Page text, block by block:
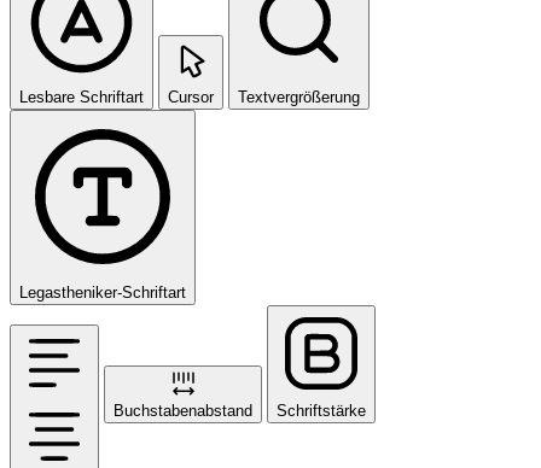
Lesbare Schriftart Cursor Textvergrößerung
Legastheniker-Schriftart
Buchstabenabstand Schriftstärke